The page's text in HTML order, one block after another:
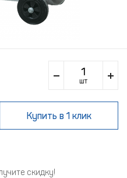
шт
Купить в 1 клик
скидку!